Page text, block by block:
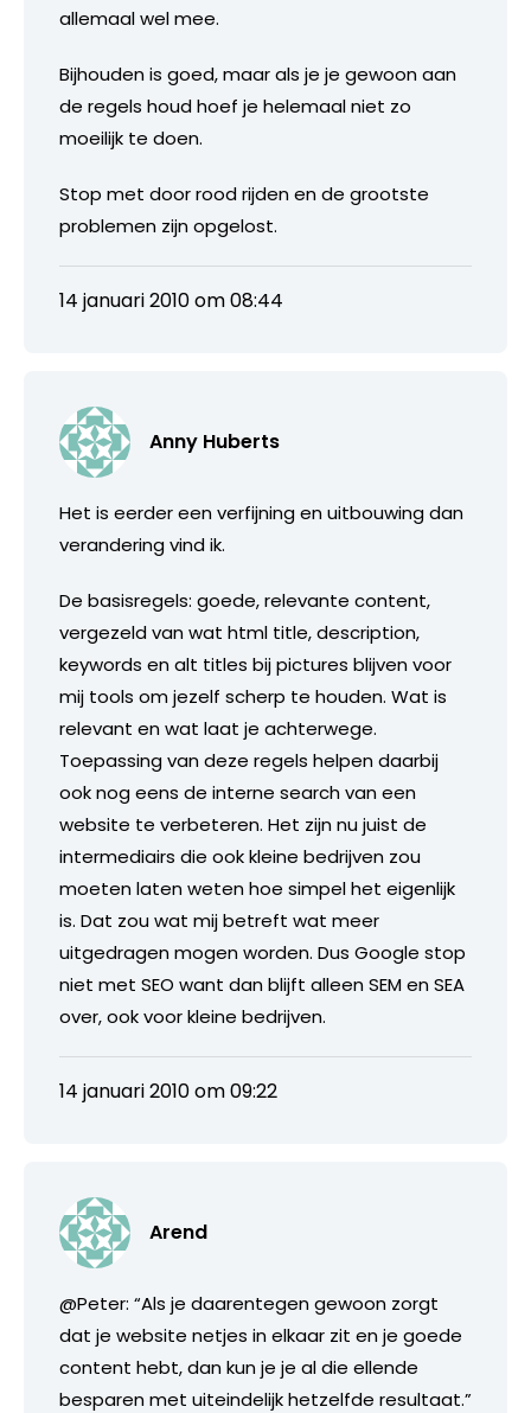
allemaal wel mee.
Bijhouden is goed, maar als je je gewoon aan
de regels houd hoef je helemaal niet zo
moeilijk te doen.
Stop met door rood rijden en de grootste
problemen zijn opgelost.
14 januari 2010 om 08:44
Anny Huberts
Het is eerder een verfijning en uitbouwing dan
verandering vind ik.
De basisregels: goede, relevante content,
vergezeld van wat html title, description,
keywords en alt titles bij pictures blijven voor
mij tools om jezelf scherp te houden. Wat is
relevant en wat laat je achterwege.
Toepassing van deze regels helpen daarbij
ook nog eens de interne search van een
website te verbeteren. Het zijn nu juist de
intermediairs die ook kleine bedrijven zou
moeten laten weten hoe simpel het eigenlijk
is. Dat zou wat mij betreft wat meer
uitgedragen mogen worden. Dus Google stop
niet met SEO want dan blijft alleen SEM en SEA
over, ook voor kleine bedrijven.
14 januari 2010 om 09:22
Arend
@Peter: “Als je daarentegen gewoon zorgt
dat je website netjes in elkaar zit en je goede
content hebt, dan kun je je al die ellende
besparen met uiteindelijk hetzelfde resultaat.”